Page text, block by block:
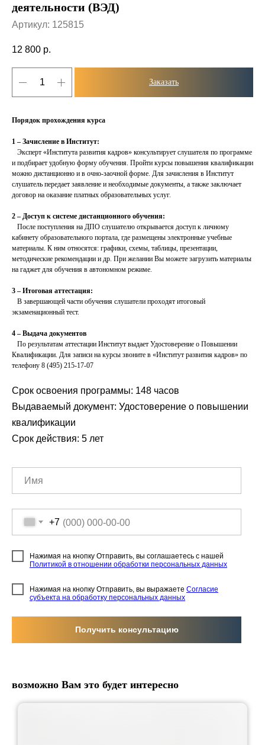
деятельности (ВЭД)
Артикул: 125815
12 800 р.
Заказать
Порядок прохождения курса
1 – Зачисление в Институт:
Эксперт «Института развития кадров» консультирует слушателя по программе
и подбирает удобную форму обучения. Пройти курсы повышения квалификации
можно дистанционно и в очно-заочной форме. Для зачисления в Институт
слушатель передает заявление и необходимые документы, а также заключает
договор на оказание платных образовательных услуг.
2 – Доступ к системе дистанционного обучения:
После поступления на ДПО слушателю открывается доступ к личному
кабинету образовательного портала, где размещены электронные учебные
материалы. К ним относятся: графики, схемы, таблицы, презентации,
методические рекомендации и др. При желании Вы можете загрузить материалы
на гаджет для обучения в автономном режиме.
3 – Итоговая аттестация:
В завершающей части обучения слушатели проходят итоговый
экзаменационный тест.
4 – Выдача документов
По результатам аттестации Институт выдает Удостоверение о Повышении
Квалификации. Для записи на курсы звоните в «Институт развития кадров» по
телефону 8 (495) 215-17-07
Срок освоения программы: 148 часов
Выдаваемый документ: Удостоверение о повышении
квалификации
Срок действия: 5 лет
+7
Нажимая на кнопку Отправить, вы соглашаетесь с нашей
Политикой в отношении обработки персональных данных
Нажимая на кнопку Отправить, вы выражаете Согласие
субъекта на обработку персональных данных
Получить консультацию
возможно Вам это будет интересно